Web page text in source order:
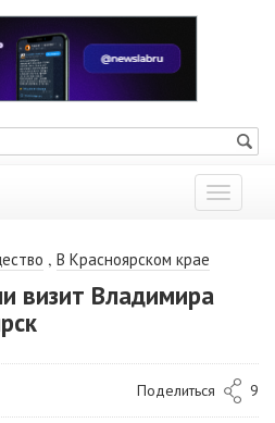
Показать
меню
, В Красноярском крае
визит Владимира
Поделиться 9